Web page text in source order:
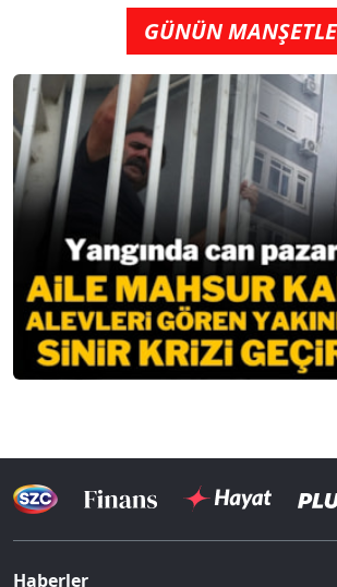
GÜNÜN
Haberler